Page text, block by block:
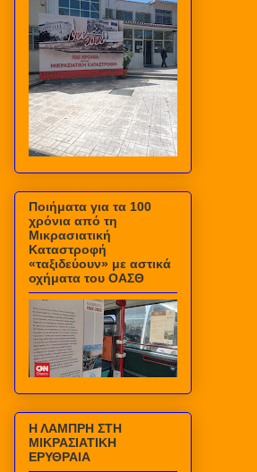
Ποιήματα για τα 100
χρόνια από τη
Μικρασιατική
Καταστροφή
«ταξιδεύουν» με αστικά
οχήματα του ΟΑΣΘ
Η ΛΑΜΠΡΗ ΣΤΗ
ΜΙΚΡΑΣΙΑΤΙΚΗ
ΕΡΥΘΡΑΙΑ